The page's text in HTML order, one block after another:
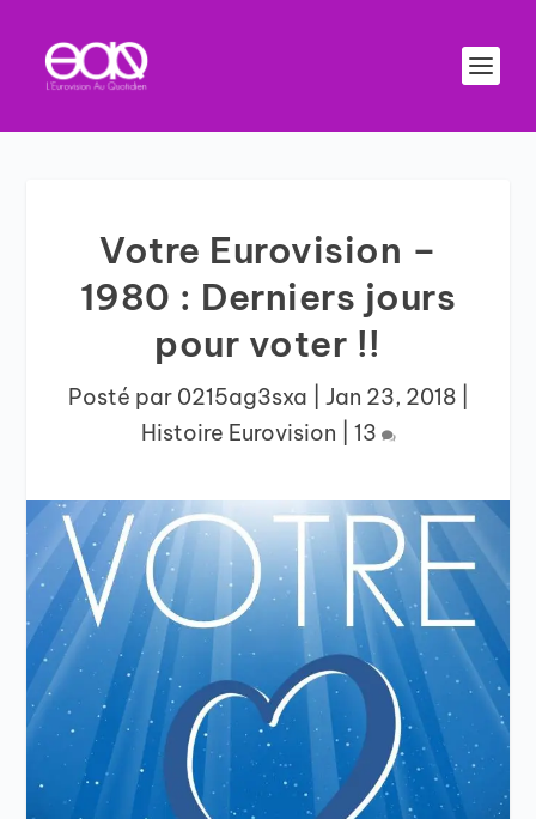
Votre Eurovision –
1980 : Derniers jours
pour voter !!
Posté par 0215ag3sxa Jan 23, 2018|
Histoire Eurovision
13